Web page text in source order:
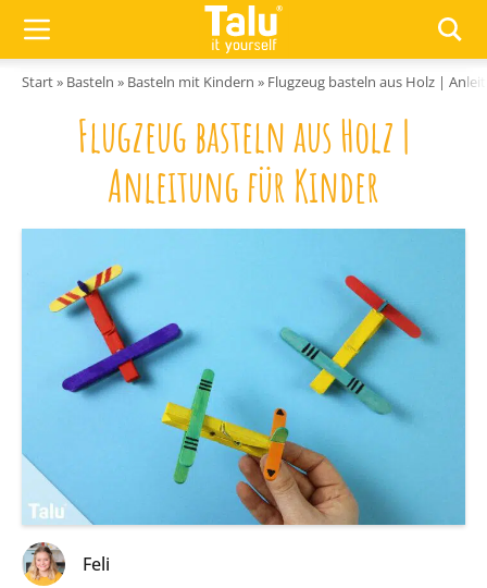
Start» Basteln » Basteln mit Kindern » Flugzeug basteln aus Holz |
Flugzeug basteln aus Holz |
Anleitung für Kinder
Feli